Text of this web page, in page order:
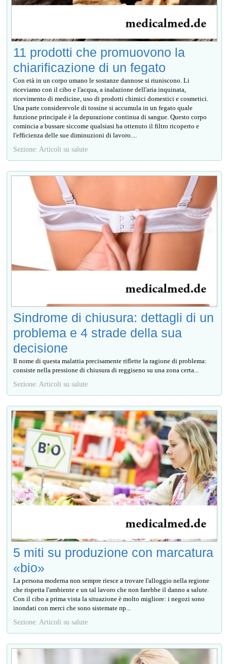
11 prodotti che promuovono la
chiarificazione di un fegato
Con età in un corpo umano le sostanze dannose si riuniscono. Li
riceviamo con il cibo e l'acqua, a inalazione dell'aria inquinata,
ricevimento di medicine, uso di prodotti chimici domestici e cosmetici.
Una parte considerevole di tossine si accumula in un fegato quale
funzione principale è la depurazione continua di sangue. Questo corpo
comincia a bussare siccome qualsiasi ha ottenuto il filtro ricoperto e
l'efficienza delle sue diminuzioni di lavoro....
Sezione: Articoli su salute
Sindrome di chiusura: dettagli di un
problema e 4 strade della sua
decisione
Il nome di questa malattia precisamente riflette la ragione di problema:
consiste nella pressione di chiusura di reggiseno su una zona certa...
Sezione: Articoli su salute
5 miti su produzione con marcatura
«bio»
La persona moderna non sempre riesce a trovare l'alloggio nella regione
che rispetta l'ambiente e un tal lavoro che non farebbe il danno a salute.
Con il cibo a prima vista la situazione è molto migliore: i negozi sono
inondati con merci che sono sistemate пр...
Sezione: Articoli su salute